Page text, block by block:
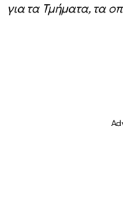
για τα Τμήματα, τα